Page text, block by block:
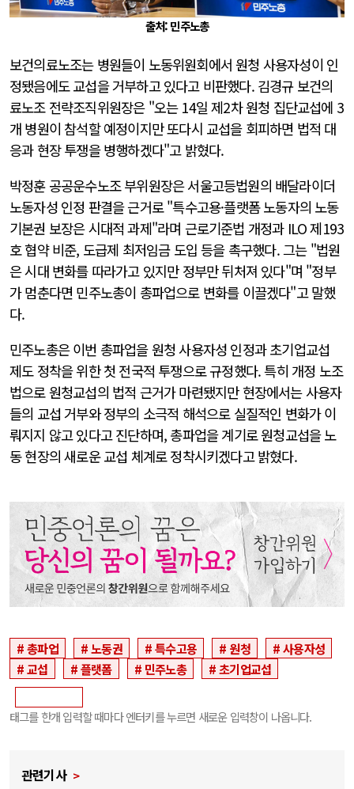
출처: 민주노총
보건의료노조는 병원들이 노동위원회에서 원청 사용자성이 인
정됐음에도 교섭을 거부하고 있다고 비판했다. 김경규 보건의
료노조 전략조직위원장은 "오는 14일 제2차 원청 집단교섭에 3
개 병원이 참석할 예정이지만 또다시 교섭을 회피하면 법적 대
응과 현장 투쟁을 병행하겠다"고 밝혔다.
박정훈 공공운수노조 부위원장은 서울고등법원의 배달라이더
노동자성 인정 판결을 근거로 "특수고용·플랫폼 노동자의 노동
기본권 보장은 시대적 과제"라며 근로기준법 개정과 ILO 제193
호 협약 비준, 도급제 최저임금 도입 등을 촉구했다. 그는 "법원
은 시대 변화를 따라가고 있지만 정부만 뒤처져 있다"며 "정부
가 멈춘다면 민주노총이 총파업으로 변화를 이끌겠다"고 말했
다.
민주노총은 이번 총파업을 원청 사용자성 인정과 초기업교섭
제도 정착을 위한 첫 전국적 투쟁으로 규정했다. 특히 개정 노조
법으로 원청교섭의 법적 근거가 마련됐지만 현장에서는 사용자
들의 교섭 거부와 정부의 소극적 해석으로 실질적인 변화가 이
뤄지지 않고 있다고 진단하며, 총파업을 계기로 원청교섭을 노
동 현장의 새로운 교섭 체계로 정착시키겠다고 밝혔다.
총파업 노동권 특수고용 원청
사용자성
교섭
플랫폼 민주노총 초기업교섭
태그를 한개 입력할 때마다 엔터키를 누르면 새로운 입력창이 나옵니다.
관련기사